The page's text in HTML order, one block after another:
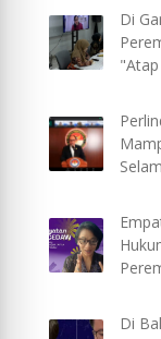
Di
Di